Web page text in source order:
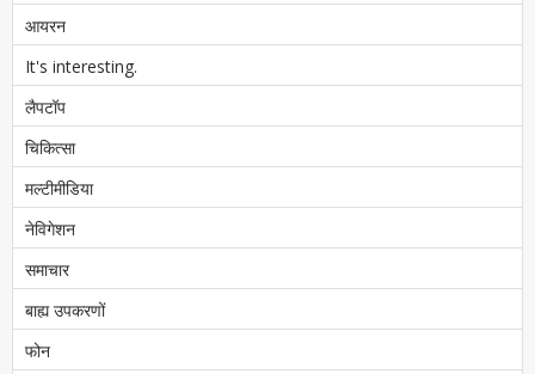
आयरन
It's interesting.
लैपटॉप
चिकित्सा
मल्टीमीडिया
नेविगेशन
समाचार
बाह्य उपकरणों
फोन